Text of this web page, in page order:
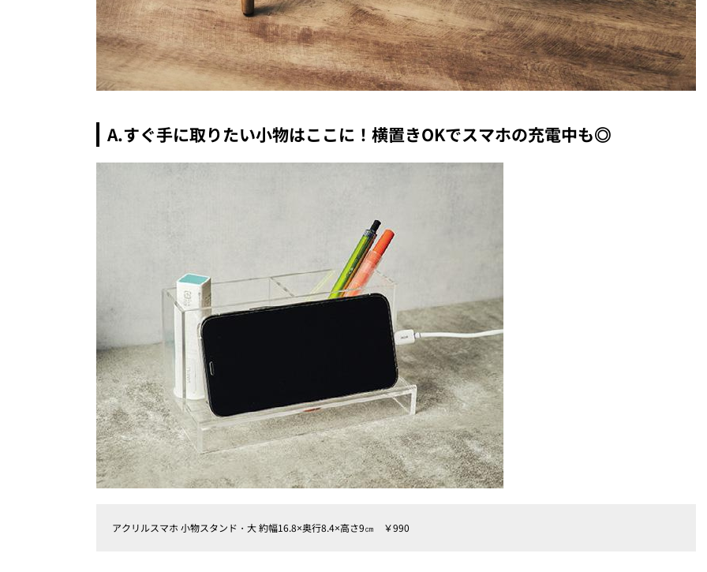
A.すぐ手に取りたい小物はここに！横置きOKでスマホの充電中も◎
アクリルスマホ 小物スタンド・大 約幅16.8×奥行8.4×高さ9㎝ ￥990